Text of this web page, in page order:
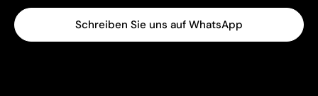
Schreiben Sie uns auf WhatsApp